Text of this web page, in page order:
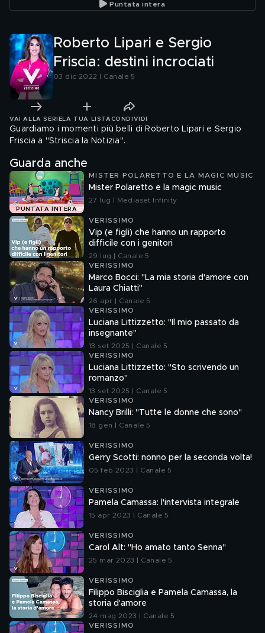
Puntata intera
Roberto Lipari e Sergio
Friscia: destini incrociati
03 dic 2022 | Canale 5
VAI ALLA SERIE LA TUA LISTA CONDIVIDI
Guardiamo i momenti più belli di Roberto Lipari e Sergio
Friscia a "Striscia la Notizia".
Guarda anche
PUNTATA INTERA
MISTER POLARETTO E LA MAGIC MUSIC
Mister Polaretto e la magic music
27 lug | Mediaset Infinity
VERISSIMO
Vip (e figli) che hanno un rapporto
difficile con i genitori
29 lug | Canale 5
VERISSIMO
Marco Bocci: "La mia storia d'amore con
Laura Chiatti"
26 apr | Canale 5
VERISSIMO
Luciana Littizzetto: "Il mio passato da
insegnante"
13 set 2025 | Canale 5
VERISSIMO
Luciana Littizzetto: "Sto scrivendo un
romanzo"
13 set 2025 | Canale 5
VERISSIMO
Nancy Brilli: "Tutte le donne che sono"
18 gen | Canale 5
VERISSIMO
Gerry Scotti: nonno per la seconda volta!
05 feb 2023 | Canale 5
VERISSIMO
Pamela Camassa: l'intervista integrale
15 apr 2023 | Canale 5
VERISSIMO
Carol Alt: "Ho amato tanto Senna"
25 mar 2023 | Canale 5
VERISSIMO
Filippo Bisciglia e Pamela Camassa, la
storia d'amore
24 mag 2023 | Canale 5
VERISSIMO